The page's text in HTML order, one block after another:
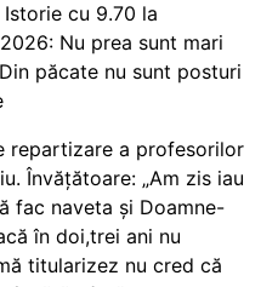
cu 9.70 la
Nu prea sunt mari
păcate nu sunt posturi
repartizare a profesorilor
Învățătoare: „Am zis iau
fac naveta și Doamne-
în doi,trei ani nu
titularizez nu cred că